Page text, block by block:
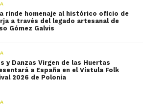
rinde homenaje al histórico oficio de
a través del legado artesanal de
Gómez Galvis
y Danzas Virgen de las Huertas
a España en el Vístula Folk
2026 de Polonia